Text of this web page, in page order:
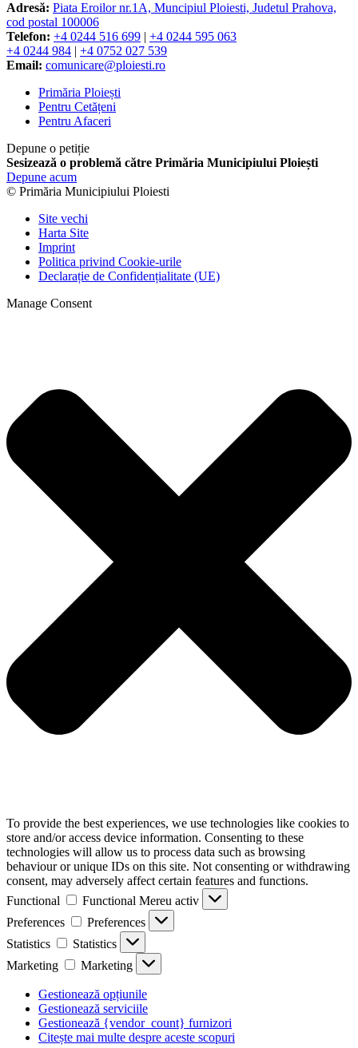
Adresă: Piata Eroilor nr.1A, Muncipiul Ploiesti, Judetul Prahova,
cod postal 100006
Telefon: +4 0244 516 699
+4 0244 595 063
+4 0244 984
+4 0752 027 539
Email: comunicare@ploiesti.ro
Primăria Ploiești
Pentru Cetățeni
Pentru Afaceri
Depune o petiție
Sesizează o problemă către Primăria Municipiului Ploiești
Depune acum
© Primăria Municipiului Ploiesti
Site vechi
Harta Site
Imprint
Politica privind Cookie-urile
Declarație de Confidențialitate (UE)
Manage Consent
To provide the best experiences, we use technologies like cookies to
store and/or access device information. Consenting to these
technologies will allow us to process data such as browsing
behaviour or unique IDs on this site. Not consenting or withdrawing
consent, may adversely affect certain features and functions.
Functional
Functional Mereu activ
Preferences
Preferences
Statistics
Statistics
Marketing
Marketing
Gestionează opțiunile
Gestionează serviciile
Gestionează {vendor_count} furnizori
Citește mai multe despre aceste scopuri